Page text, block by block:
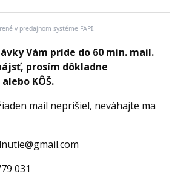
v predajnom systéme FAPI
Vám príde do 60 min. mail.
prosím dôkladne
KÔŠ.
mail neprišiel, neváhajte ma
031